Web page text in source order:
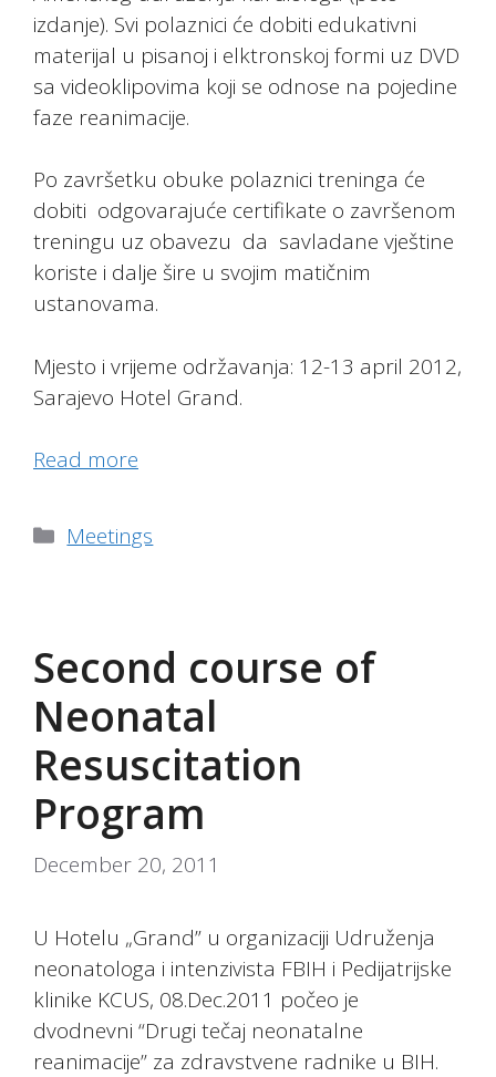
izdanje). Svi polaznici će dobiti edukativni
materijal u pisanoj i elktronskoj formi uz DVD
sa videoklipovima koji se odnose na pojedine
faze reanimacije.
Po završetku obuke polaznici treninga će
dobiti odgovarajuće certifikate o završenom
treningu uz obavezu da savladane vještine
koriste i dalje šire u svojim matičnim
ustanovama.
Mjesto i vrijeme održavanja: 12-13 april 2012,
Sarajevo Hotel Grand.
Read more
Categories
Meetings
Second course of
Neonatal
Resuscitation
Program
December 20, 2011
U Hotelu „Grand” u organizaciji Udruženja
neonatologa i intenzivista FBIH i Pedijatrijske
klinike KCUS, 08.Dec.2011 počeo je
dvodnevni “Drugi tečaj neonatalne
reanimacije” za zdravstvene radnike u BIH.